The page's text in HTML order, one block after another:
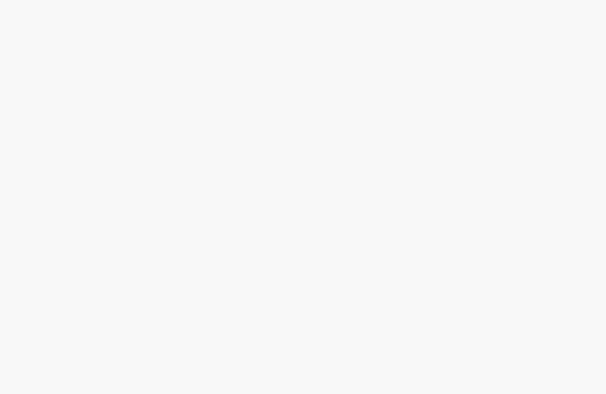
на берегу. Пансионат в Евпатории с питанием. Отдых в Евпатории все включено. Добро